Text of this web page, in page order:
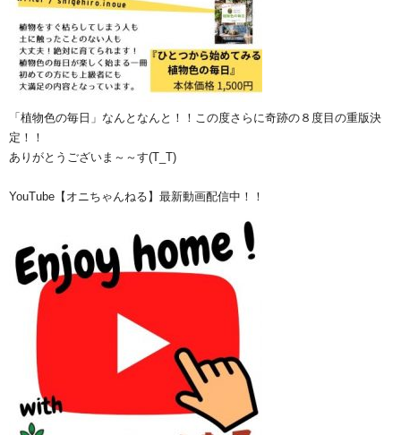
「植物色の毎日」なんとなんと！！この度さらに奇跡の８度目の重版決
定！！
ありがとうございま～～す(T_T)
YouTube【オニちゃんねる】最新動画配信中！！